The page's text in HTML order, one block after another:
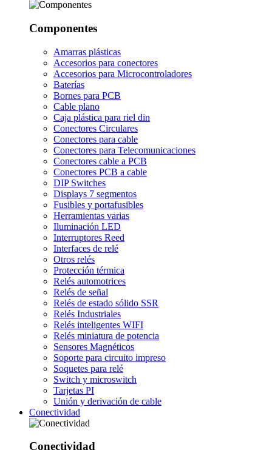
Componentes
Amarras plásticas
Accesorios para conectores
Accesorios para Microcontroladores
Baterías
Bornes para PCB
Cable plano
Caja plástica para riel din
Conectores Circulares
Conectores para cable
Conectores para Telecomunicaciones
Conectores cable a PCB
Conectores PCB a cable
DIP Switches
Displays 7 segmentos
Fusibles y portafusibles
Herramientas varias
Iluminación LED
Interruptores Reed
Interfaces de relé
Otros relés
Protección térmica
Relés automotrices
Relés de señal
Relés de estado sólido SSR
Relés Industriales
Relés inteligentes WIFI
Relés miniatura de potencia
Sensores Magnéticos
Soporte para circuito impreso
Soquetes para relé
Switch y microswitch
Tarjetas PI
Unión y derivación de cable
Conectividad
Conectividad